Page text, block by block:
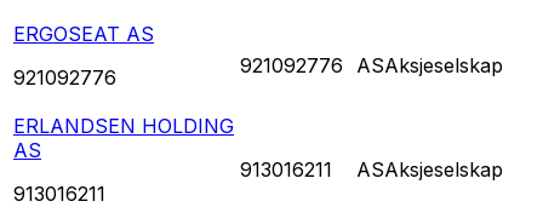
ERGOSEAT AS
921092776
921092776 ASAksjeselskap
ERLANDSEN HOLDING
AS
913016211
913016211 ASAksjeselskap